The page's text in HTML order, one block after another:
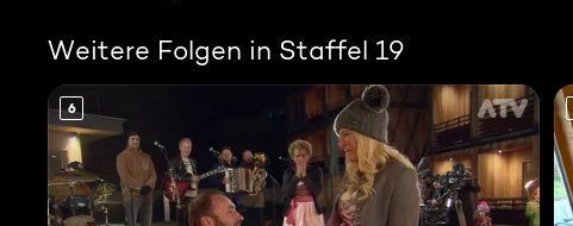
Weitere Folgen in Staffel 19
6